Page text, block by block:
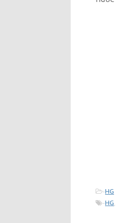
-HG
-HG,